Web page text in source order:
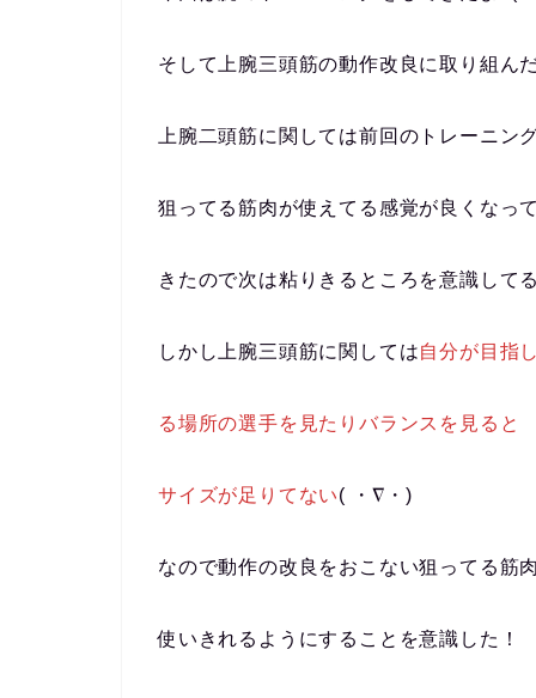
そして上腕三頭筋の動作改良に取り組んだ
上腕二頭筋に関しては前回のトレーニン
狙ってる筋肉が使えてる感覚が良くなって
きたので次は粘りきるところを意識してる
しかし上腕三頭筋に関しては自分が目指
る場所の選手を見たりバランスを見ると
サイズが足りてない( ・∇・)
なので動作の改良をおこない狙ってる筋
使いきれるようにすることを意識した！